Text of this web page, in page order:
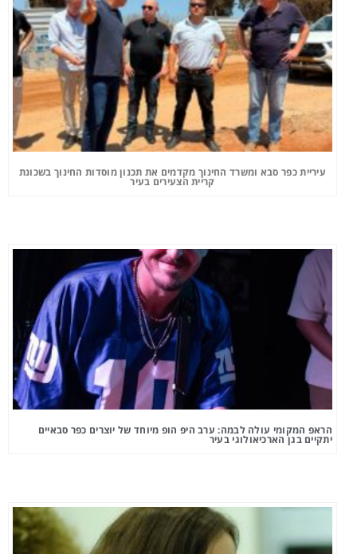
עיריית כפר סבא ומשרד החינוך מקדמים את תכנון מוסדות החינוך בשכונת
קריית הצעירים בעיר
הראפ המקומי עולה לבמה: ערב היפ הופ מיוחד של יוצרים כפר סבאיים
יתקיים בגן הארכיאולוגי בעיר